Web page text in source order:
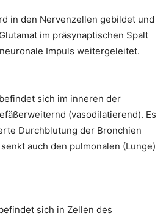
in den Nervenzellen gebildet und
im präsynaptischen Spalt
Impuls weitergeleitet.
sich im inneren der
(vasodilatierend). Es
Durchblutung der Bronchien
auch den pulmonalen (Lunge)
sich in Zellen des